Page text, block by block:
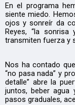
En el programa
siente miedo.
ojos y sonreír da
Reyes, “la
transmiten fuerza y
Nos ha contado
“no pasa nada” y
detalle” abre la
juntos, beber agua
pasos graduales,